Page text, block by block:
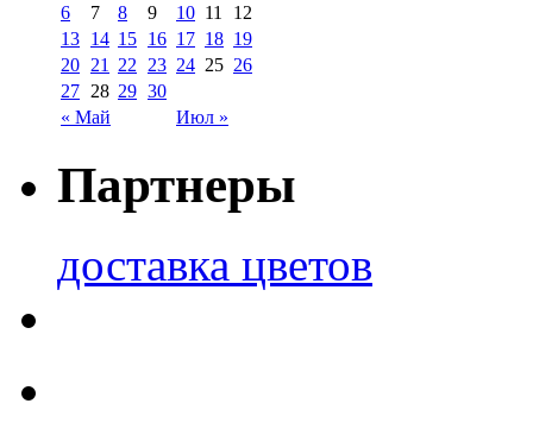
« Май Июл »
6
7 8 9 10 11
12
13 14 15 16 17 18 19
20 21 22 23 24 25 26
27 28 29 30
Партнеры
доставка цветов